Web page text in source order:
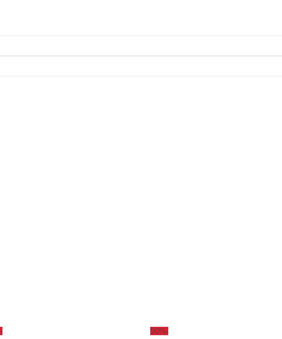
-50%
-50%